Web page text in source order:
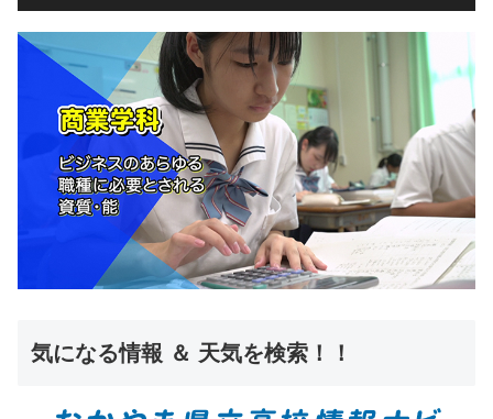
気になる情報 ＆ 天気を検索！！